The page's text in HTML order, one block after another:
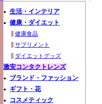
生活・インテリア
健康・ダイエット
健康食品
サプリメント
ダイエットグッズ
激安コンタクトレンズ
ブランド・ファッション
ギフト・花
コスメティック